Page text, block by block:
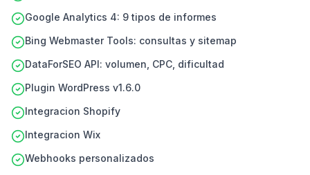
Google Analytics 4: 9 tipos de informes
Bing Webmaster Tools: consultas y sitemap
DataForSEO API: volumen, CPC, dificultad
Plugin WordPress v1.6.0
Integracion Shopify
Integracion Wix
Webhooks personalizados